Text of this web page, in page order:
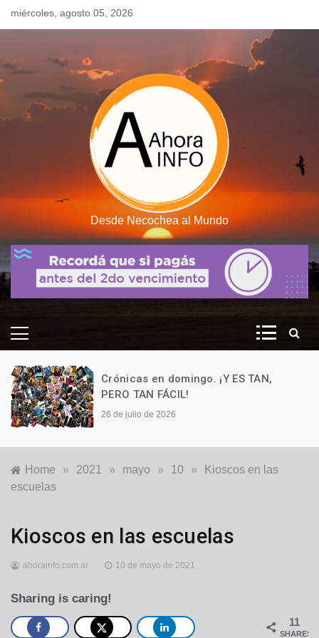
Skipmiércoles, agosto 05, 2026
Desde Necochea al Mundo
Crónicas en domingo. ¡Y ES TAN,
PERO TAN FÁCIL!
26 de julio de 2026
Home » 2021 » mayo » 10 »
Kioscos en las
escuelas
Educación
Nacionales
Kioscos en las escuelas
ahorainfo.com.ar 10 de mayo de 2021
Sharing is caring!
11
SHARES